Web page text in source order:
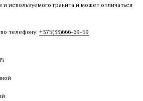
используемого гранита и может отличаться
по телефону: +375(33)666-69-59